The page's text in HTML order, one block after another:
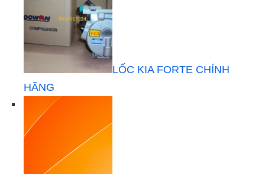
LỐC KIA FORTE CHÍNH
HÃNG